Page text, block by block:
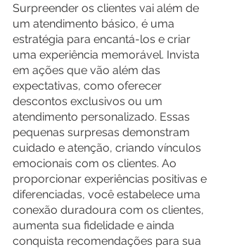
Surpreender os clientes vai além de
um atendimento básico, é uma
estratégia para encantá-los e criar
uma experiência memorável. Invista
em ações que vão além das
expectativas, como oferecer
descontos exclusivos ou um
atendimento personalizado. Essas
pequenas surpresas demonstram
cuidado e atenção, criando vínculos
emocionais com os clientes. Ao
proporcionar experiências positivas e
diferenciadas, você estabelece uma
conexão duradoura com os clientes,
aumenta sua fidelidade e ainda
conquista recomendações para sua